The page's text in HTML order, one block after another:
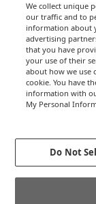
ウェブサイトの
プライバシーポ
We collect unique
our traffic and to
information about
advertising
that you have
your use of their
about how we use
cookie. You have
information with
My Personal
Do Not